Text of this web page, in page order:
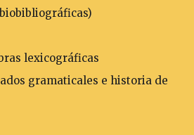
lexicográficas
gramaticales e historia de